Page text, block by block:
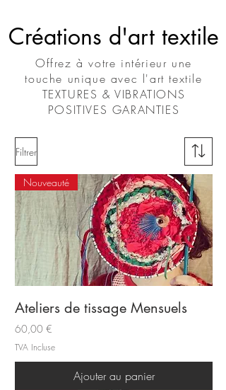
Créations d'art textile
Offrez à votre intérieur une
touche unique avec l'art textile
TEXTURES & VIBRATIONS
POSITIVES GARANTIES
Filtrer
Nouveauté
Ateliers de tissage Mensuels
Prix
60,00 €
TVA Incluse
Ajouter au panier